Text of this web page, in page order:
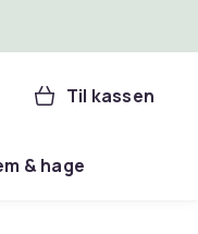
Til kassen
& hage